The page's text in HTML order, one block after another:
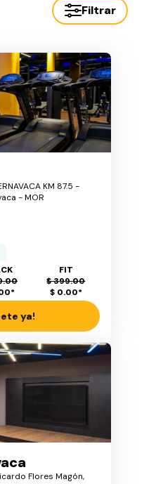
Filtrar
KM 87.5 -
- MOR
*
FIT
$ 399.00
$ 0.00*
ya!
Flores Magón,